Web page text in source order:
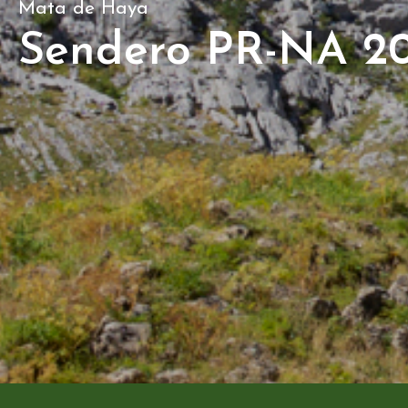
Mata de Haya
Sendero PR-NA